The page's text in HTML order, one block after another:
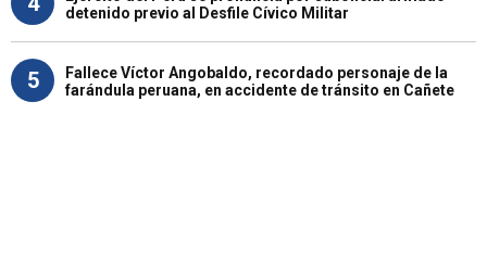
detenido previo al Desfile Cívico Militar
5
Fallece Víctor Angobaldo, recordado personaje de la
farándula peruana, en accidente de tránsito en Cañete